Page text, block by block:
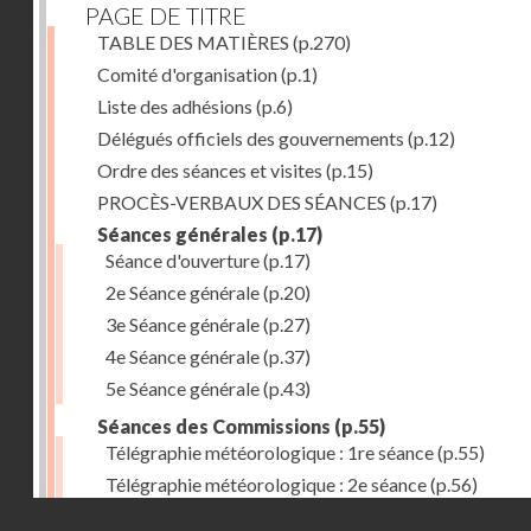
PAGE DE TITRE
TABLE DES MATIÈRES (p.270)
Comité d'organisation(p.1)
Liste des adhésions (p.6)
Délégués officiels des gouvernements (p.12)
Ordre des séances et visites (p.15)
PROCÈS-VERBAUX DES SÉANCES (p.17)
Séances générales (p.17)
Séance d'ouverture(p.17)
2e Séance générale(p.20)
3e Séance générale(p.27)
4e Séance générale(p.37)
5e Séance générale(p.43)
Séances des Commissions (p.55)
Télégraphie météorologique : 1re séance(p.55)
Télégraphie météorologique : 2e séance(p.56)